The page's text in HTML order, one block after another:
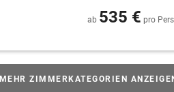
ab 535 € pro
MEHR ZIMMERKATEGORIEN